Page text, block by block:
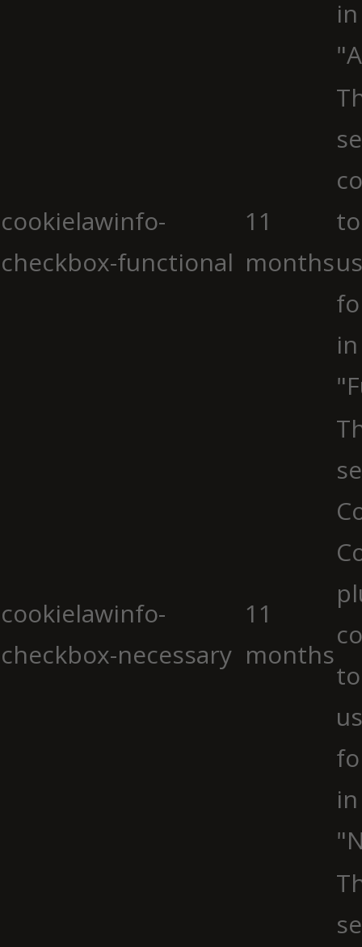
cookielawinfo-
checkbox-functional
11
months
cookielawinfo-
checkbox-necessary
11
months